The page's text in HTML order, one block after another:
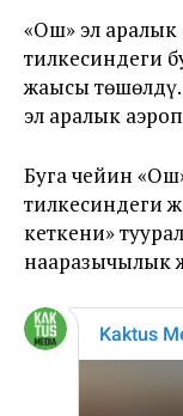
«Ош» эл
тилкесиндеги
жаңысы
эл аралык
Буга чейин
тилкесиндеги
кеткени»
нааразычылык